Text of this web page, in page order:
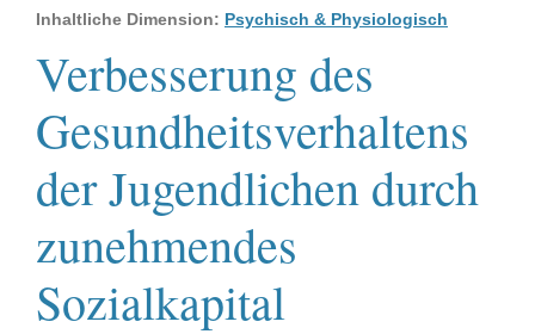
Inhaltliche Dimension: Psychisch & Physiologisch
Verbesserung des
Gesundheitsverhaltens
der Jugendlichen durch
zunehmendes
Sozialkapital